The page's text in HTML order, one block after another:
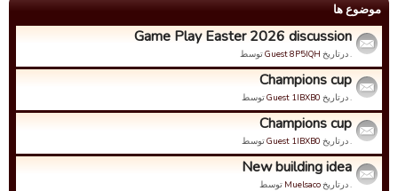
موضوع ها
Game Play Easter 2026 discussion
. درتاریخ Guest 8P5IQHتوسط
Champions cup
. درتاریخ Guest 1IBXB0توسط
Champions cup
. درتاریخ Guest 1IBXB0توسط
New building idea
. درتاریخMuelsaco توسط